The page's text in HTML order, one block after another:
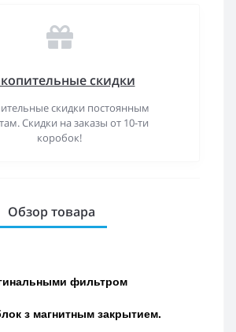
скидки
скидки постоянным
Скидки на заказы от 10-ти
коробок!
Обзор товара
фильтром
з магнитным закрытием.